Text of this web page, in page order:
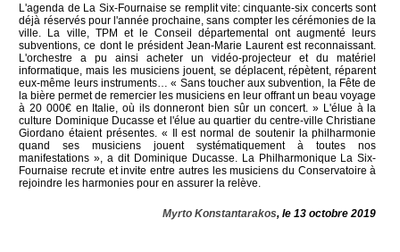
L'agenda de La Six-Fournaise se remplit vite: cinquante-six concerts sont
déjà réservés pour l'année prochaine, sans compter les cérémonies de la
ville. La ville, TPM et le Conseil départemental ont augmenté leurs
subventions, ce dont le président Jean-Marie Laurent est reconnaissant.
L'orchestre a pu ainsi acheter un vidéo-projecteur et du matériel
informatique, mais les musiciens jouent, se déplacent, répètent, réparent
eux-même leurs instruments… « Sans toucher aux subvention, la Fête de
la bière permet de remercier les musiciens en leur offrant un beau voyage
à 20 000€ en Italie, où ils donneront bien sûr un concert. » L'élue à la
culture Dominique Ducasse et l'élue au quartier du centre-ville Christiane
Giordano étaient présentes. « Il est normal de soutenir la philharmonie
quand ses musiciens jouent systématiquement à toutes nos
manifestations », a dit Dominique Ducasse. La Philharmonique La Six-
Fournaise recrute et invite entre autres les musiciens du Conservatoire à
rejoindre les harmonies pour en assurer la relève.
Myrto Konstantarakos, le 13 octobre 2019